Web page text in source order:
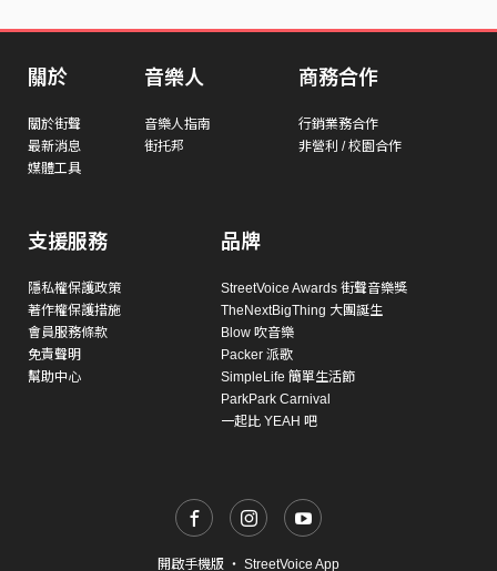
關於
關於街聲
最新消息
媒體工具
音樂人
音樂人指南
街托邦
商務合作
行銷業務合作
非營利 / 校園合作
支援服務
隱私權保護政策
著作權保護措施
會員服務條款
免責聲明
幫助中心
品牌
StreetVoice Awards 街聲音樂獎
TheNextBigThing 大團誕生
Blow 吹音樂
Packer 派歌
SimpleLife 簡單生活節
ParkPark Carnival
一起比 YEAH 吧
開啟手機版 ・ StreetVoice App